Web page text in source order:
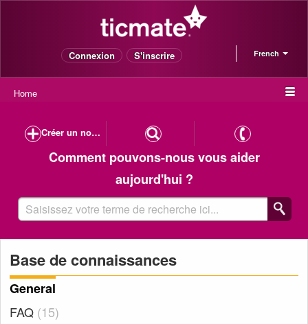
French
Connexion S'inscrire
Home
Créer un nouveau cas
Comment pouvons-nous vous aider
aujourd'hui ?
Base de connaissances
General
FAQ 15